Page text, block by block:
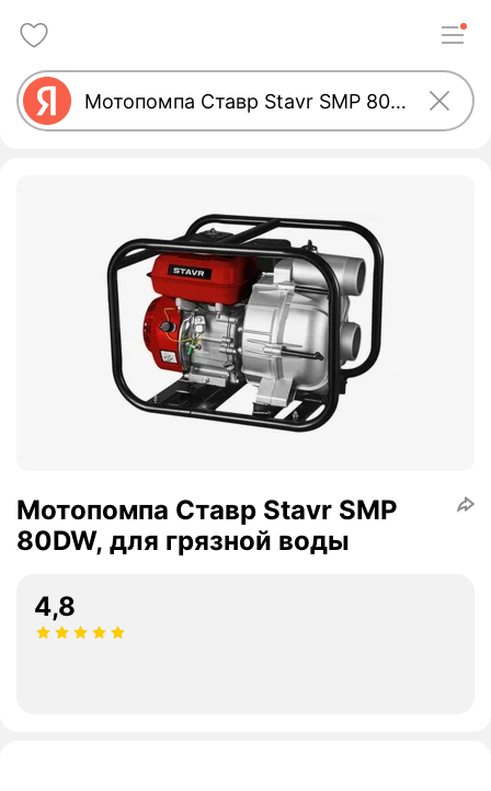
Мотопомпа Ставр Stavr SMP
80DW, для грязной воды
4,8